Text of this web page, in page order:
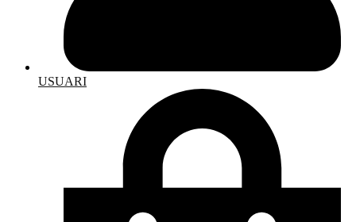
USUARI